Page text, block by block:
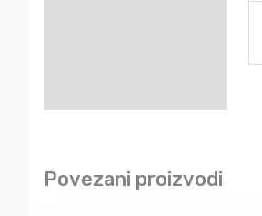
Povezani proizvodi